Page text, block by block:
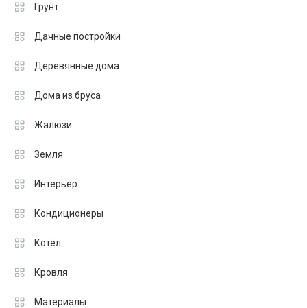
Грунт
Дачные постройки
Деревянные дома
Дома из бруса
Жалюзи
Земля
Интерьер
Кондиционеры
Котёл
Кровля
Материалы